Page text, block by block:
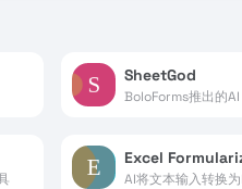
SheetGod
BoloForms推出的
Excel
AI将文本输入转换